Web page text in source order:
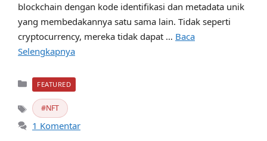
blockchain dengan kode identifikasi dan metadata unik
yang membedakannya satu sama lain. Tidak seperti
cryptocurrency, mereka tidak dapat … Baca
Selengkapnya
Kategori
FEATURED
Tag NFT
1 Komentar